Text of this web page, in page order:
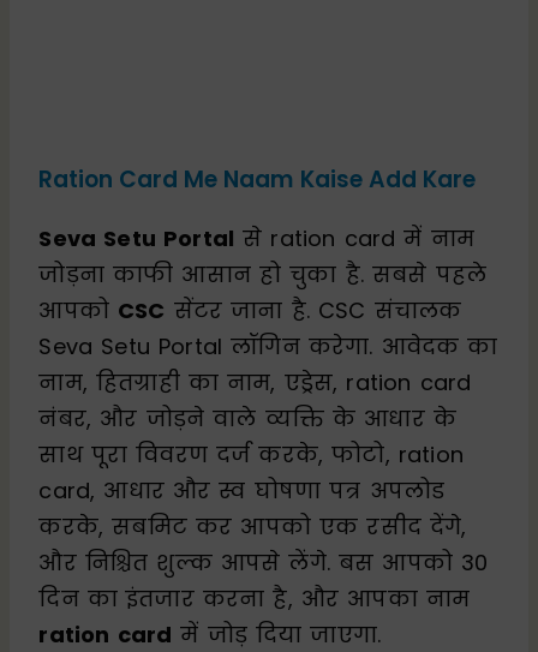
Ration Card Me Naam Kaise Add Kare
Seva Setu Portal से ration card में नाम
जोड़ना काफी आसान हो चुका है. सबसे पहले
आपको CSC सेंटर जाना है. CSC संचालक
Seva Setu Portal लॉगिन करेगा. आवेदक का
नाम, हितग्राही का नाम, एड्रेस, ration card
नंबर, और जोड़ने वाले व्यक्ति के आधार के
साथ पूरा विवरण दर्ज करके, फोटो, ration
card, आधार और स्व घोषणा पत्र अपलोड
करके, सबमिट कर आपको एक रसीद देंगे,
और निश्चित शुल्क आपसे लेंगे. बस आपको 30
दिन का इंतजार करना है, और आपका नाम
ration card में जोड़ दिया जाएगा.